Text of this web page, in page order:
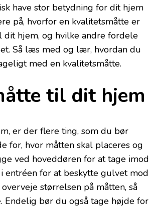
have stor betydning for dit hjem
på, hvorfor en kvalitetsmåtte er
hjem, og hvilke andre fordele
Så læs med og lær, hvordan du
med en kvalitetsmåtte.
til dit hjem
er der flere ting, som du bør
for, hvor måtten skal placeres og
ved hoveddøren for at tage imod
entréen for at beskytte gulvet mod
størrelsen på måtten, så
Endelig bør du også tage højde for